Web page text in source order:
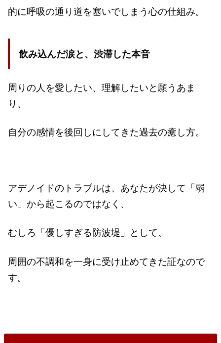
的に呼吸の通り道を塞いでしまう心の仕組み。
飲み込んだ涙と、渋滞した本音
周りの人を愛したい、理解したいと願うあま
り、
自分の感情を後回しにしてきた過去の癒し方。
アデノイドのトラブルは、あなたが決して「弱
い」から起こるのではなく、
むしろ「優しすぎる防波堤」として、
周囲の不調和を一身に受け止めてきた証なので
す。